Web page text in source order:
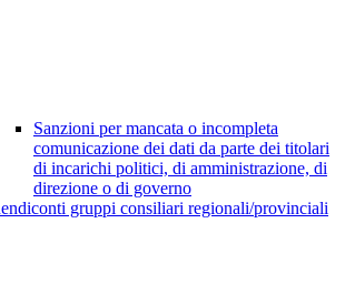
Sanzioni per mancata o incompleta
comunicazione dei dati da parte dei titolari
di incarichi politici, di amministrazione, di
direzione o di governo
gruppi consiliari regionali/provinciali